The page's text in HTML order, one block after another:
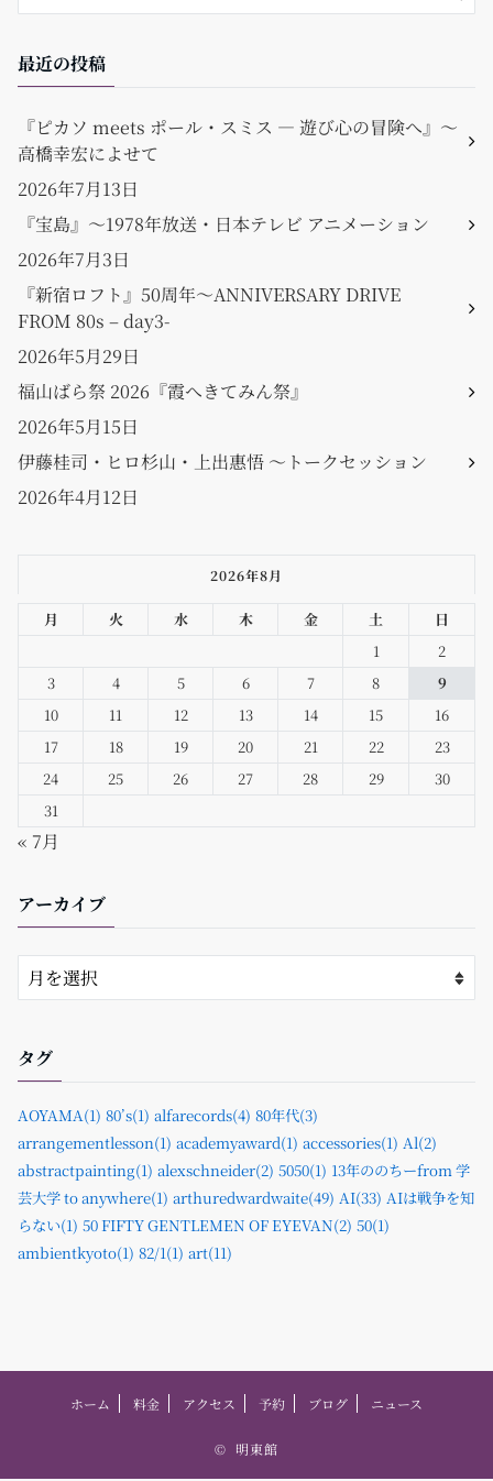
最近の投稿
『ピカソ meets ポール・スミス ― 遊び心の冒険へ』〜
高橋幸宏によせて
2026年7月13日
『宝島』〜1978年放送・日本テレビ アニメーション
2026年7月3日
『新宿ロフト』50周年〜ANNIVERSARY DRIVE
FROM 80s – day3-
2026年5月29日
福山ばら祭 2026『霞へきてみん祭』
2026年5月15日
伊藤桂司・ヒロ杉山・上出惠悟 〜トークセッション
2026年4月12日
2026年8月
月 火 水 木 金 土
日
1
2
3
4 5 6 7 8
9
10
11 12 13 14 15
16
17
18 19 20 21 22
23
24
25 26 27 28 29
30
31
« 7月
アーカイブ
タグ
AOYAMA(1) 80’s(1) alfarecords(4) 80年代(3)
arrangementlesson(1) academyaward(1) accessories(1) Al(2)
abstractpainting(1) alexschneider(2) 5050(1) 13年ののちーfrom 学
芸大学 to anywhere(1) arthuredwardwaite(49) AI(33) AIは戦争を知
らない(1) 50 FIFTY GENTLEMEN OF EYEVAN(2) 50(1)
ambientkyoto(1) 82/1(1) art(11)
ホーム 料金 アクセス 予約 ブログ ニュース
© 明東館